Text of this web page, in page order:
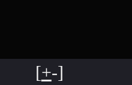
[+-]